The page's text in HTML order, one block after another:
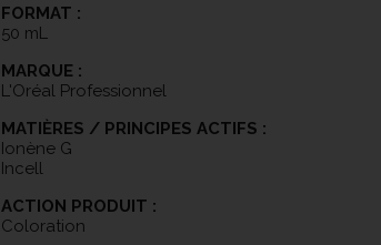
FORMAT :
50 mL
MARQUE :
L'Oréal Professionnel
MATIÈRES / PRINCIPES ACTIFS :
Ionène G
Incell
ACTION PRODUIT :
Coloration